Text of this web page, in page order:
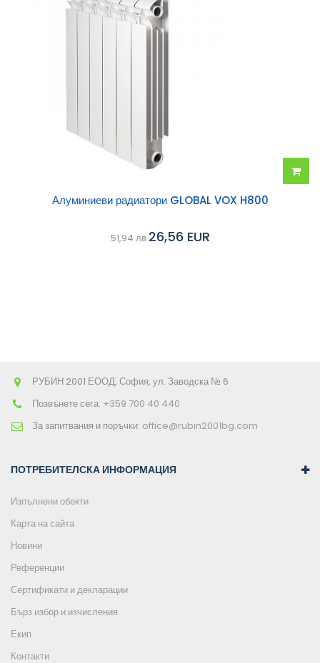
Алуминиеви радиатори GLOBAL VOX H800
51,94 лв 26,56 EUR
РУБИН 2001 ЕООД, София, ул. Заводска № 6
Позвънете сега: +359 700 40 440
За запитвания и поръчки: office@rubin2001bg.com
ПОТРЕБИТЕЛСКА ИНФОРМАЦИЯ
Изпълнени обекти
Карта на сайта
Новини
Референции
Сертификати и декларации
Бърз избор и изчисления
Екип
Контакти